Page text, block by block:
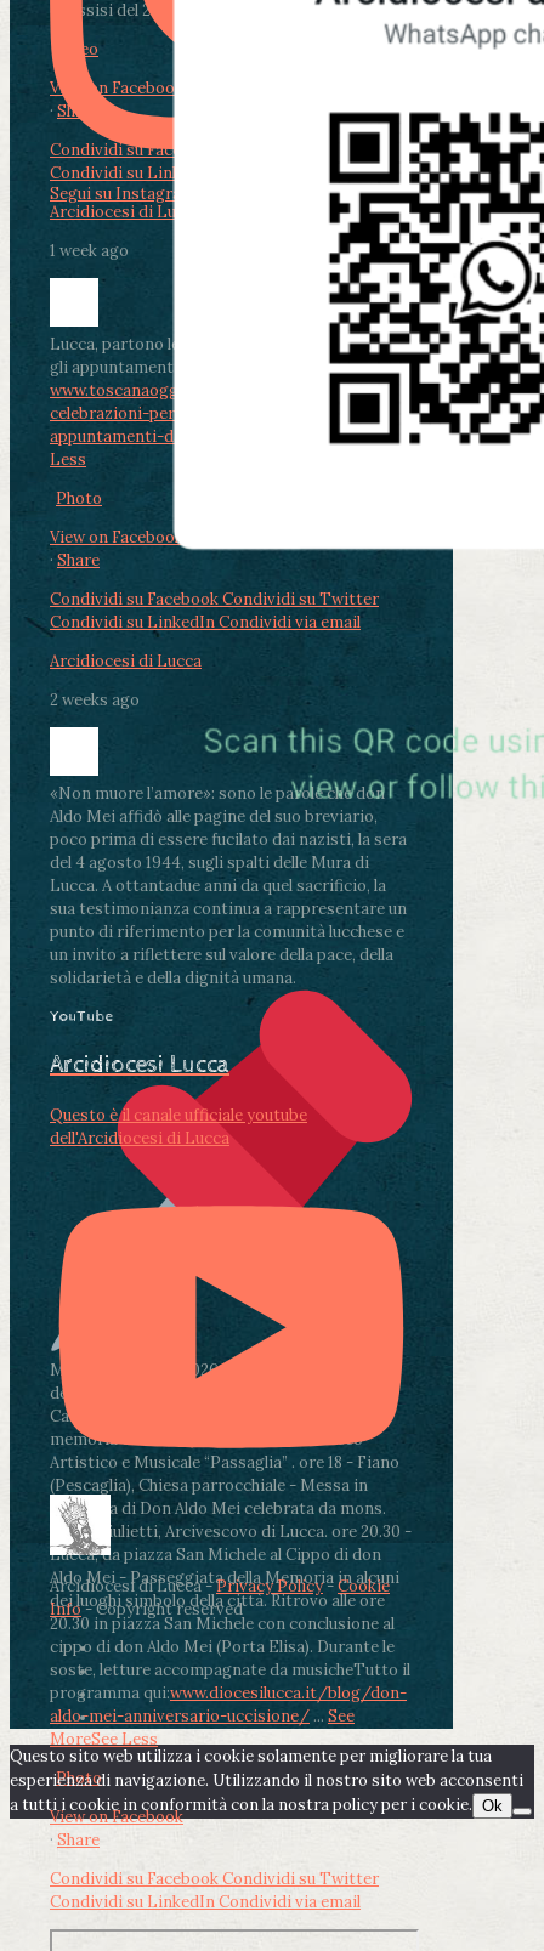
di Assisi del 2 Ag...
Video
View on Facebook
· Share
Condividi su Facebook
Condividi su LinkedIn
Condividi via email
Arcidiocesi di Lucca
1 week ago
Lucca, partono le celebrazioni per don Aldo Mei:
gli appuntamenti dal 2 al 4 agosto
www.toscanaoggi.it/lucca-partono-le-
celebrazioni-per-don-aldo-mei-gli-
appuntamenti-dal-2-al-4-ago...
See MoreSee
Less
Photo
View on Facebook
· Share
Condividi su FacebookCondividi su Twitter
Condividi su LinkedInCondividi via email
Arcidiocesi di Lucca
2 weeks ago
«Non muore l’amore»: sono le parole che don
Aldo Mei affidò alle pagine del suo breviario,
poco prima di essere fucilato dai nazisti, la sera
del 4 agosto 1944, sugli spalti delle Mura di
Lucca. A ottantadue anni da quel sacrificio, la
sua testimonianza continua a rappresentare un
punto di riferimento per la comunità lucchese e
un invito a riflettere sul valore della pace, della
solidarietà e della dignità umana.
Martedì 4 agosto2026ore 11:30 - Lucca, Scuola
dell’Infanzia don Aldo Mei - Viale Castruccio
Castracani 435 - Inaugurazione murales in
memoria di don Aldo Mei curato dal Liceo
Artistico e Musicale “Passaglia” . ore 18 - Fiano
(Pescaglia), Chiesa parrocchiale - Messa in
memoria di Don Aldo Mei celebrata da mons.
Paolo Giulietti, Arcivescovo di Lucca. ore 20.30 -
Lucca, da piazza San Michele al Cippo di don
Aldo Mei - Passeggiata della Memoria in alcuni
dei luoghi simbolo della città. Ritrovo alle ore
20.30 in piazza San Michele con conclusione al
cippo di don Aldo Mei (Porta Elisa). Durante le
soste, letture accompagnate da musicheTutto il
programma qui:www.diocesilucca.it/blog/don-
aldo-mei-anniversario-uccisione/ ... See
MoreSee Less
Photo
View on Facebook
· Share
Condividi su FacebookCondividi su Twitter
Condividi su LinkedInCondividi via email
Segui su Instagram
YouTube
Arcidiocesi Lucca
Questo è il canale ufficiale youtube
dell'Arcidiocesi di Lucca
Arcidiocesi di Lucca -Privacy Policy-Cookie
Info- Copyright reserved
Questo sito web utilizza i cookie solamente per migliorare la tua
esperienza di navigazione. Utilizzando il nostro sito web acconsenti
a tutti i cookie in conformità con la nostra policy per i cookie. Ok